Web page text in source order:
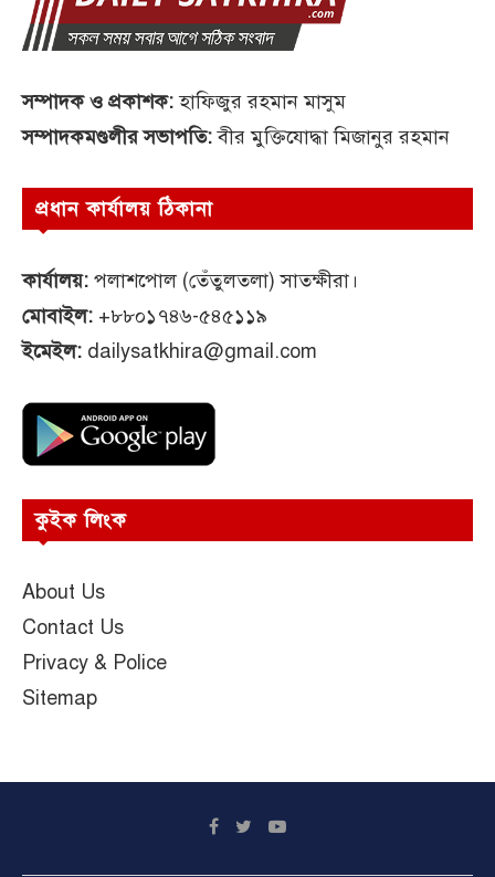
সম্পাদক ও প্রকাশক:হাফিজুর রহমান মাসুম
সম্পাদকমণ্ডলীর সভাপতি:বীর মুক্তিযোদ্ধা মিজানুর রহমান
প্রধান কার্যালয় ঠিকানা
কার্যালয়: পলাশপোল (তেঁতুলতলা) সাতক্ষীরা।
মোবাইল: +৮৮০১৭৪৬-৫৪৫১১৯
ইমেইল: dailysatkhira@gmail.com
কুইক লিংক
About Us
Contact Us
Privacy & Police
Sitemap